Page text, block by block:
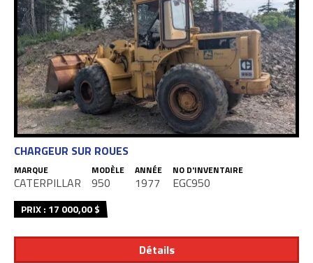
Détails
CHARGEUR SUR ROUES
MARQUE
CATERPILLAR
MODÈLE
950
ANNÉE
1977
NO D'INVENTAIRE
EGC950
PRIX : 17 000,00 $